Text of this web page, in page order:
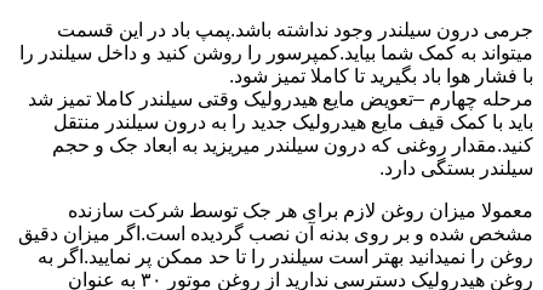
جرمی درون سیلندر وجود نداشته باشد.پمپ باد در این قسمت
میتواند به کمک شما بیاید.کمپرسور را روشن کنید و داخل سیلندر را
با فشار هوا باد بگیرید تا کاملا تمیز شود.
مرحله چهارم –تعویض مایع هیدرولیک وقتی سیلندر کاملا تمیز شد
باید با کمک قیف مایع هیدرولیک جدید را به درون سیلندر منتقل
کنید.مقدار روغنی که درون سیلندر میریزید به ابعاد جک و حجم
سیلندر بستگی دارد.
معمولا میزان روغن لازم برای هر جک توسط شرکت سازنده
مشخص شده و بر روی بدنه آن نصب گردیده است.اگر میزان دقیق
روغن را نمیدانید بهتر است سیلندر را تا حد ممکن پر نمایید.اگر به
روغن هیدرولیک دسترسی ندارید از روغن موتور ۳۰ به عنوان